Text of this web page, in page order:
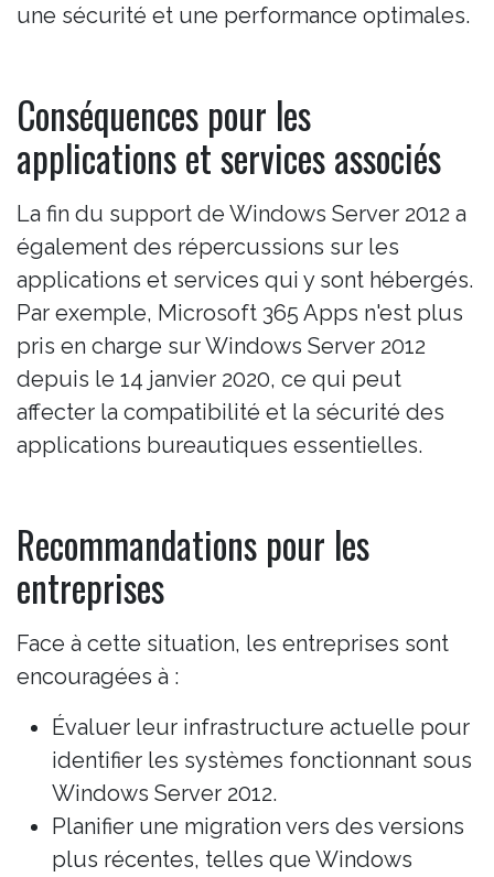
une sécurité et une performance optimales.
Conséquences pour les
applications et services associés
La fin du support de Windows Server 2012 a
également des répercussions sur les
applications et services qui y sont hébergés.
Par exemple, Microsoft 365 Apps n'est plus
pris en charge sur Windows Server 2012
depuis le 14 janvier 2020, ce qui peut
affecter la compatibilité et la sécurité des
applications bureautiques essentielles.
Recommandations pour les
entreprises
Face à cette situation, les entreprises sont
encouragées à :
Évaluer leur infrastructure actuelle pour
identifier les systèmes fonctionnant sous
Windows Server 2012.
Planifier une migration vers des versions
plus récentes, telles que Windows